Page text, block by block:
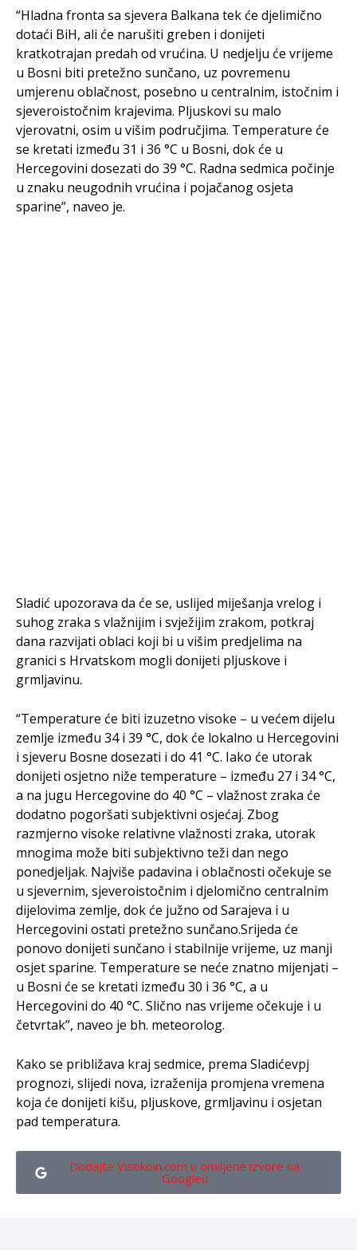
“Hladna fronta sa sjevera Balkana tek će djelimično
dotaći BiH, ali će narušiti greben i donijeti
kratkotrajan predah od vrućina. U nedjelju će vrijeme
u Bosni biti pretežno sunčano, uz povremenu
umjerenu oblačnost, posebno u centralnim, istočnim i
sjeveroistočnim krajevima. Pljuskovi su malo
vjerovatni, osim u višim područjima. Temperature će
se kretati između 31 i 36 °C u Bosni, dok će u
Hercegovini dosezati do 39 °C. Radna sedmica počinje
u znaku neugodnih vrućina i pojačanog osjeta
sparine”, naveo je.
Sladić upozorava da će se, uslijed miješanja vrelog i
suhog zraka s vlažnijim i svježijim zrakom, potkraj
dana razvijati oblaci koji bi u višim predjelima na
granici s Hrvatskom mogli donijeti pljuskove i
grmljavinu.
“Temperature će biti izuzetno visoke – u većem dijelu
zemlje između 34 i 39 °C, dok će lokalno u Hercegovini
i sjeveru Bosne dosezati i do 41 °C. Iako će utorak
donijeti osjetno niže temperature – između 27 i 34 °C,
a na jugu Hercegovine do 40 °C – vlažnost zraka će
dodatno pogoršati subjektivni osjećaj. Zbog
razmjerno visoke relativne vlažnosti zraka, utorak
mnogima može biti subjektivno teži dan nego
ponedjeljak. Najviše padavina i oblačnosti očekuje se
u sjevernim, sjeveroistočnim i djelomično centralnim
dijelovima zemlje, dok će južno od Sarajeva i u
Hercegovini ostati pretežno sunčano.Srijeda će
ponovo donijeti sunčano i stabilnije vrijeme, uz manji
osjet sparine. Temperature se neće znatno mijenjati –
u Bosni će se kretati između 30 i 36 °C, a u
Hercegovini do 40 °C. Slično nas vrijeme očekuje i u
četvrtak”, naveo je bh. meteorolog.
Kako se približava kraj sedmice, prema Sladićevpj
prognozi, slijedi nova, izraženija promjena vremena
koja će donijeti kišu, pljuskove, grmljavinu i osjetan
pad temperatura.
Dodajte Visokoin.com u omiljene izvore na
Googleu